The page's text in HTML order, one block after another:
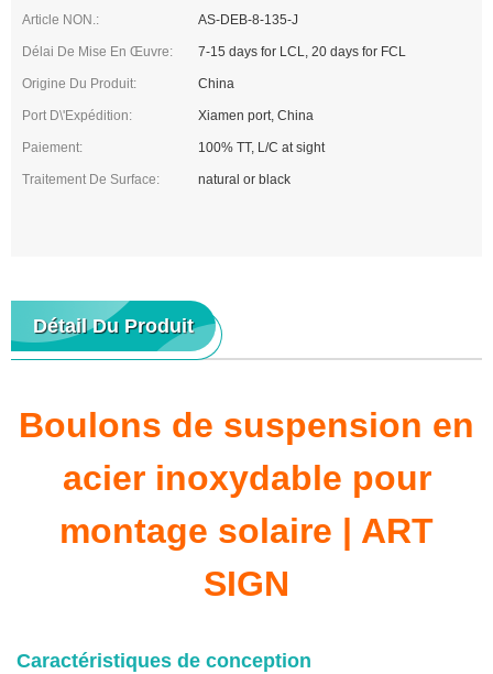
Article NON.: AS-DEB-8-135-J
Délai De Mise En Œuvre: 7-15 days for LCL, 20 days for FCL
Origine Du Produit: China
Port D\'expédition: Xiamen port, China
Paiement: 100% TT, L/C at sight
Traitement De Surface: natural or black
Détail Du Produit
Boulons de suspension en
acier inoxydable pour
montage solaire | ART
SIGN
Caractéristiques de conception